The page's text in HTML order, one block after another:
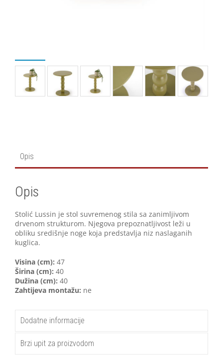
Opis
Opis
Stolić Lussin je stol suvremenog stila sa zanimljivom
drvenom strukturom. Njegova prepoznatljivost leži u
obliku središnje noge koja predstavlja niz naslaganih
kuglica.
Visina (cm): 47
Širina (cm): 40
Dužina (cm): 40
Zahtijeva montažu: ne
Dodatne informacije
Brzi upit za proizvodom